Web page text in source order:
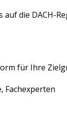
die DACH-
für Ihre
Fachexperten